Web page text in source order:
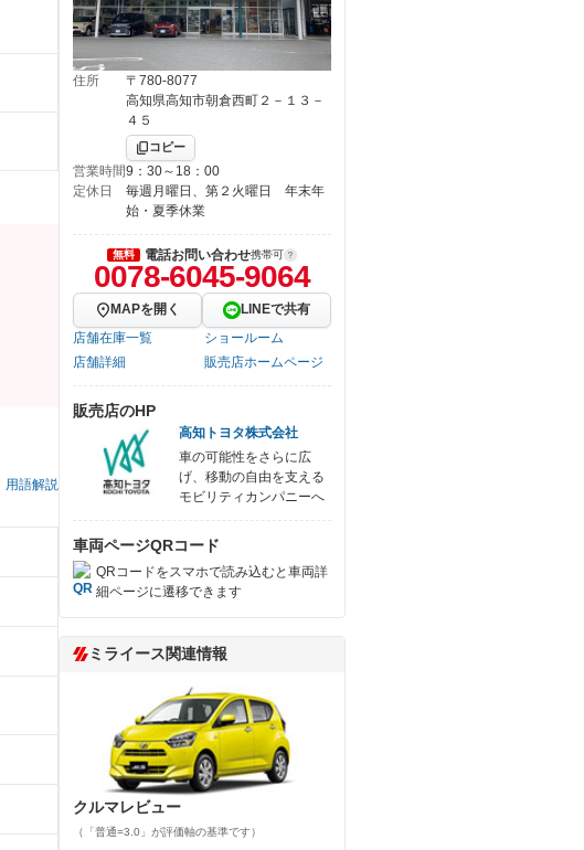
用語解説
住所
〒780-8077
高知県高知市朝倉西町２－１３－
４５
コピー
営業時間9：30～18：00
定休日
毎週月曜日、第２火曜日 年末年
始・夏季休業
無料 電話お問い合わせ携帯可
0078-6045-9064
MAPを開く
LINEで共有
店舗在庫一覧
ショールーム
店舗詳細
販売店ホームページ
販売店のHP
高知トヨタ株式会社
車の可能性をさらに広
げ、移動の自由を支える
モビリティカンパニーへ
車両ページQRコード
QRコードをスマホで読み込むと車両詳
細ページに遷移できます
ミライース関連情報
クルマレビュー
（「普通=3.0」が評価軸の基準です）